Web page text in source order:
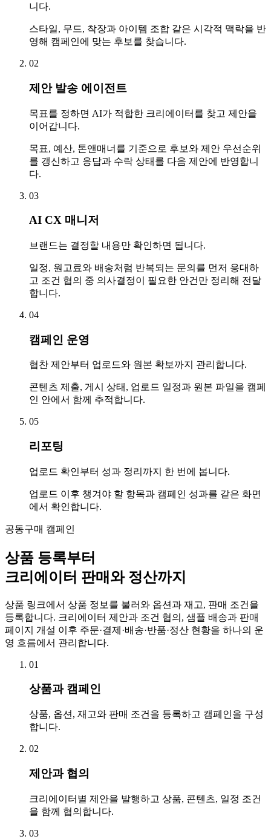
니다.
스타일, 무드, 착장과 아이템 조합 같은 시각적 맥락을 반
영해 캠페인에 맞는 후보를 찾습니다.
02
제안 발송 에이전트
목표를 정하면 AI가 적합한 크리에이터를 찾고 제안을
이어갑니다.
목표, 예산, 톤앤매너를 기준으로 후보와 제안 우선순위
를 갱신하고 응답과 수락 상태를 다음 제안에 반영합니
다.
03
AI CX 매니저
브랜드는 결정할 내용만 확인하면 됩니다.
일정, 원고료와 배송처럼 반복되는 문의를 먼저 응대하
고 조건 협의 중 의사결정이 필요한 안건만 정리해 전달
합니다.
04
캠페인 운영
협찬 제안부터 업로드와 원본 확보까지 관리합니다.
콘텐츠 제출, 게시 상태, 업로드 일정과 원본 파일을 캠페
인 안에서 함께 추적합니다.
05
리포팅
업로드 확인부터 성과 정리까지 한 번에 봅니다.
업로드 이후 챙겨야 할 항목과 캠페인 성과를 같은 화면
에서 확인합니다.
공동구매 캠페인
상품 등록부터
크리에이터 판매와 정산까지
상품 링크에서 상품 정보를 불러와 옵션과 재고, 판매 조건을
등록합니다. 크리에이터 제안과 조건 협의, 샘플 배송과 판매
페이지 개설 이후 주문·결제·배송·반품·정산 현황을 하나의 운
영 흐름에서 관리합니다.
01
상품과 캠페인
상품, 옵션, 재고와 판매 조건을 등록하고 캠페인을 구성
합니다.
02
제안과 협의
크리에이터별 제안을 발행하고 상품, 콘텐츠, 일정 조건
을 함께 협의합니다.
03